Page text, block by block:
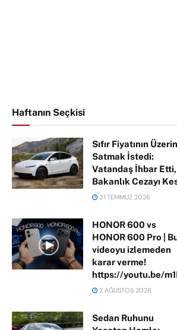
Haftanın Seçkisi
Sıfır Fiyatının
Satmak İstedi:
Vatandaş İhbar Etti,
Bakanlık Cezayı
31 TEMMUZ 2026
HONOR 600 vs
HONOR 600 Pro |
videoyu izlemeden
karar verme!
https://youtu.be/
2 AĞUSTOS 2026
Sedan Ruhunu